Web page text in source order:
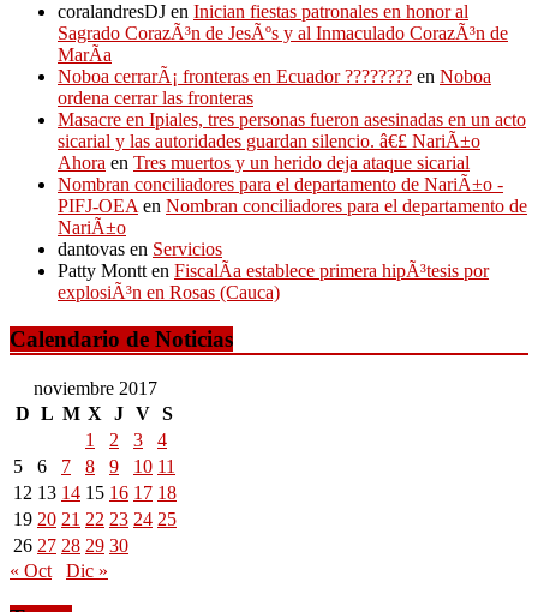
coralandresDJ en Inician fiestas patronales en honor al
Sagrado CorazÃ³n de JesÃºs y al Inmaculado CorazÃ³n de
MarÃ­a
Noboa cerrarÃ¡ fronteras en Ecuador ???????? en Noboa
ordena cerrar las fronteras
Masacre en Ipiales, tres personas fueron asesinadas en un acto
sicarial y las autoridades guardan silencio. â€£ NariÃ±o
Ahora en Tres muertos y un herido deja ataque sicarial
Nombran conciliadores para el departamento de NariÃ±o -
PIFJ-OEAen Nombran conciliadores para el departamento de
NariÃ±o
dantovas en Servicios
Patty Montten FiscalÃ­a establece primera hipÃ³tesis por
explosiÃ³n en Rosas (Cauca)
Calendario de Noticias
noviembre 2017
D L M X J V S
1
2 3
4
5
6 7 8 9 10 11
12 13 14 15 16 17 18
19 20 21 22 23 24 25
26 27 28 29 30
« Oct
Dic »